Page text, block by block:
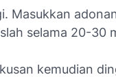
Masukkan
selama 20-30
kemudian